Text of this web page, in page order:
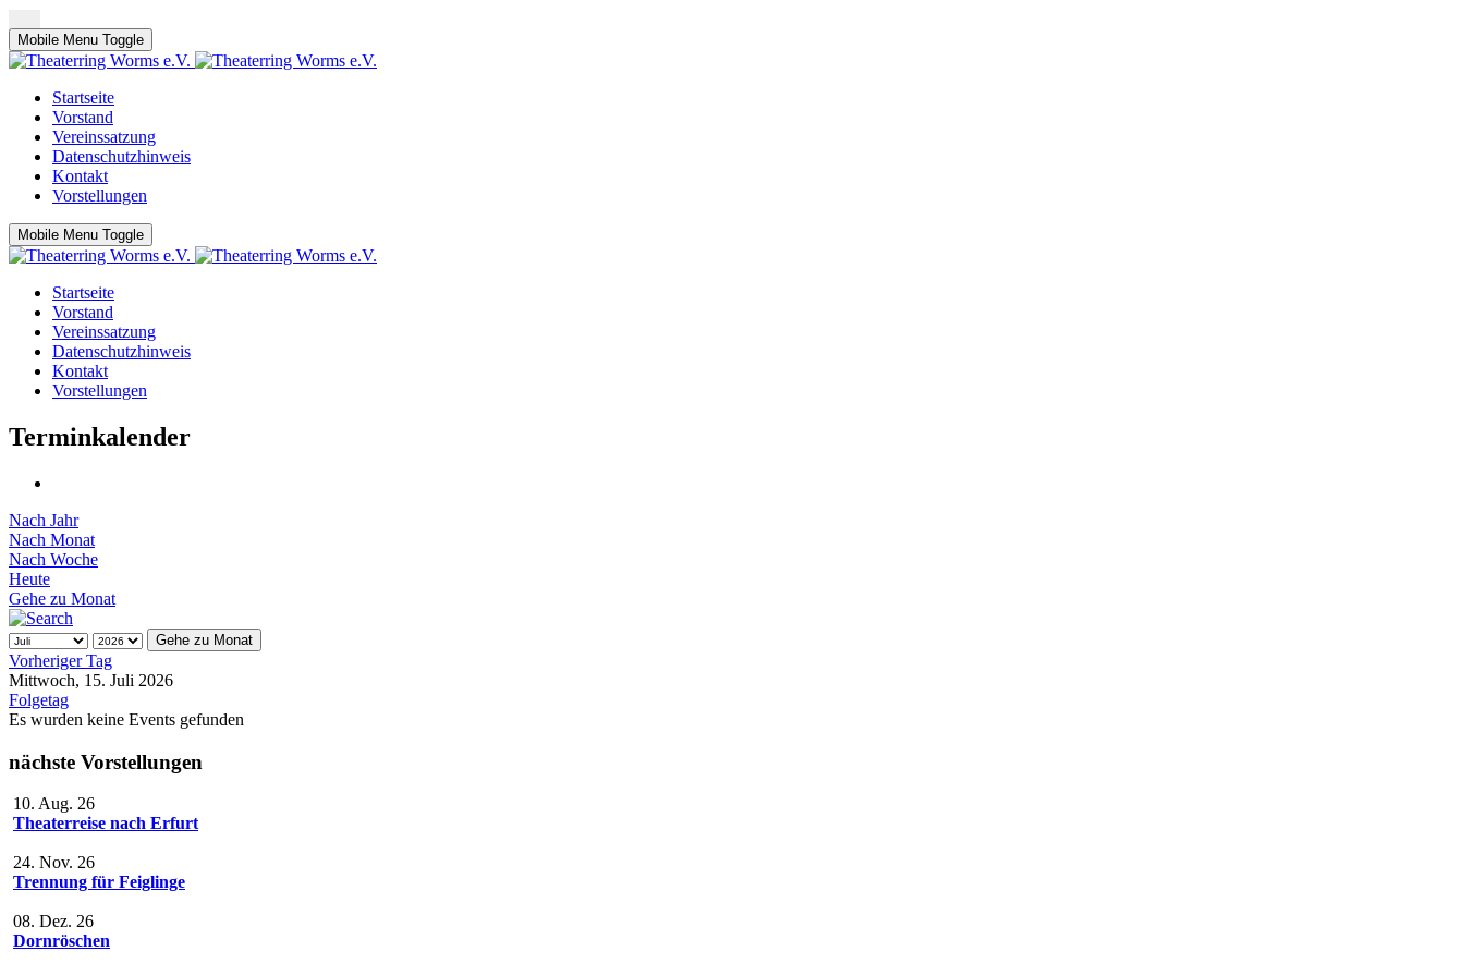
Mobile Menu Toggle
Startseite
Vorstand
Vereinssatzung
Datenschutzhinweis
Kontakt
Vorstellungen
Mobile Menu Toggle
Startseite
Vorstand
Vereinssatzung
Datenschutzhinweis
Kontakt
Vorstellungen
Terminkalender
Nach Jahr
Nach Monat
Nach Woche
Heute
Gehe zu Monat
Gehe zu Monat
Vorheriger Tag
Mittwoch, 15. Juli 2026
Folgetag
Es wurden keine Events gefunden
nächste Vorstellungen
10. Aug. 26
Theaterreise nach Erfurt
24. Nov. 26
Trennung für Feiglinge
08. Dez. 26
Dornröschen